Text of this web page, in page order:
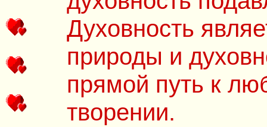
Духовность
природы и
прямой путь к
творении.